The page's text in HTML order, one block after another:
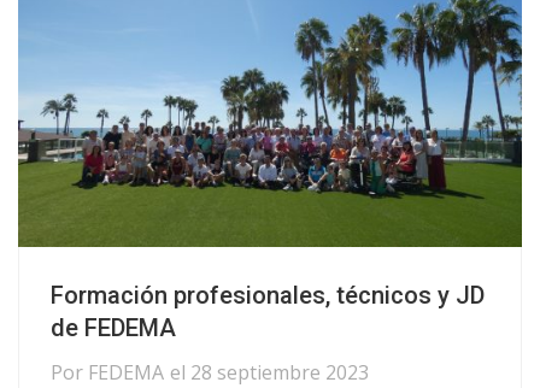
Formación profesionales, técnicos y JD
de FEDEMA
Por FEDEMA el 28 septiembre 2023